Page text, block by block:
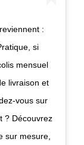
:
si
mensuel
livraison et
vous sur
? Découvrez
sur mesure,